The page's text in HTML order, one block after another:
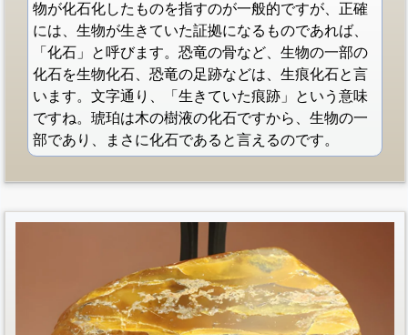
物が化石化したものを指すのが一般的ですが、正確
には、生物が生きていた証拠になるものであれば、
「化石」と呼びます。恐竜の骨など、生物の一部の
化石を生物化石、恐竜の足跡などは、生痕化石と言
います。文字通り、「生きていた痕跡」という意味
ですね。琥珀は木の樹液の化石ですから、生物の一
部であり、まさに化石であると言えるのです。